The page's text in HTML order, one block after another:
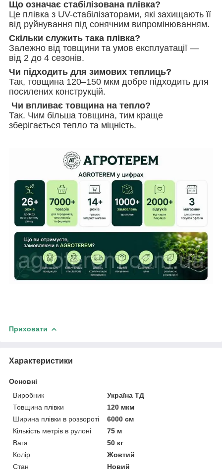
Що означає стабілізована плівка?
Це плівка з UV-стабілізаторами, які захищають її
від руйнування під сонячним випромінюванням.
Скільки служить така плівка?
Залежно від товщини та умов експлуатації —
від 2 до 4 сезонів.
Чи підходить для зимових теплиць?
Так, товщина 120–150 мкм добре підходить для
посилених конструкцій.
Чи впливає товщина на тепло?
Так. Чим більша товщина, тим краще
зберігається тепло та міцність.
Приховати
Характеристики
Основні
Виробник
Україна ТД
Товщина плівки
120 мкм
Ширина плівки в розвороті
6000 см
Кількість метрів в рулоні
75 м
Вага
50 кг
Колір
Жовтий
Стан
Новий